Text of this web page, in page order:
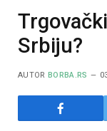
Srbiju?
AUTOR BORBA.RS